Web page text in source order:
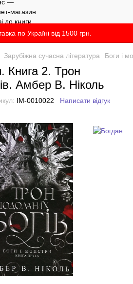
по Україні від 1500 грн.
Зарубіжна сучасна література Боги і
Книга 2. Трон
Амбер В. Ніколь
IM-0010022 Написати відгук